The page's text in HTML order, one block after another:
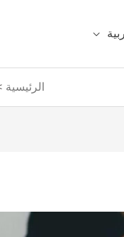
الرئيسية